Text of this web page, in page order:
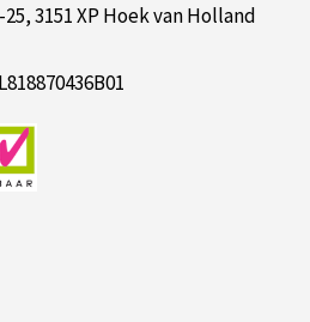
3151 XP Hoek van Holland